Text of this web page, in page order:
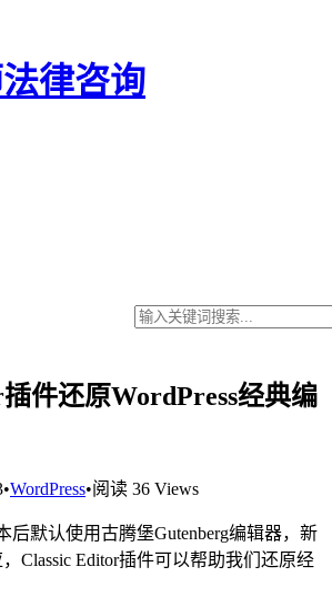
件还原WordPress经典编
•WordPress•阅读 36 Views
后默认使用古腾堡Gutenberg编辑器，新
Classic Editor插件可以帮助我们还原经